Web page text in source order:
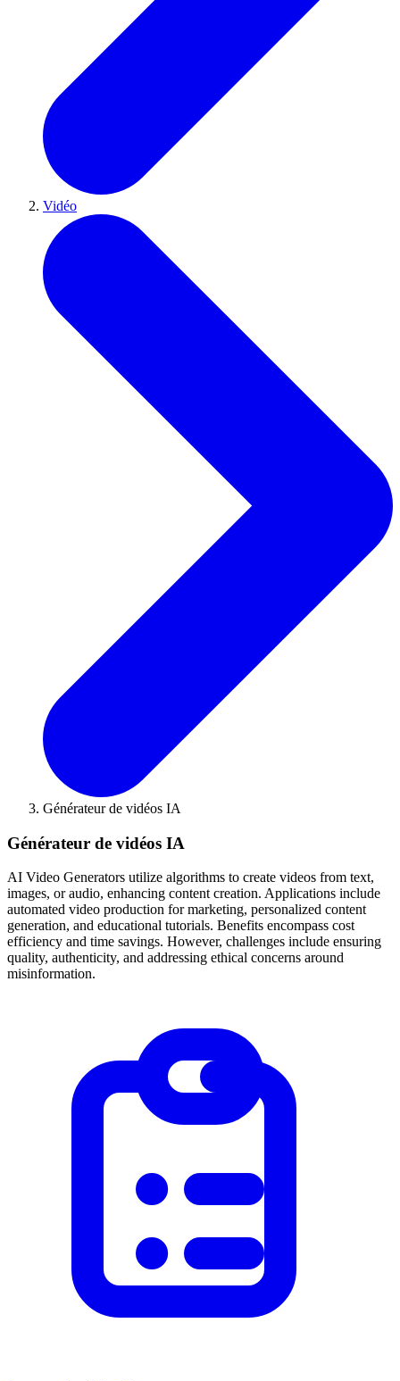
Vidéo
Générateur de vidéos IA
Générateur de vidéos IA
AI Video Generators utilize algorithms to create videos from text,
images, or audio, enhancing content creation. Applications include
automated video production for marketing, personalized content
generation, and educational tutorials. Benefits encompass cost
efficiency and time savings. However, challenges include ensuring
quality, authenticity, and addressing ethical concerns around
misinformation.